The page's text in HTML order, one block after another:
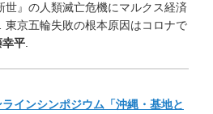
世』 の人類滅亡危機にマルクス経済
京五輪失敗の根本原因はコロナで
幸平
インシンポジウム「沖縄・基地と